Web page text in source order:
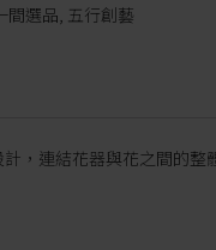
間選品 五行創藝
，連結花器與花之間的整